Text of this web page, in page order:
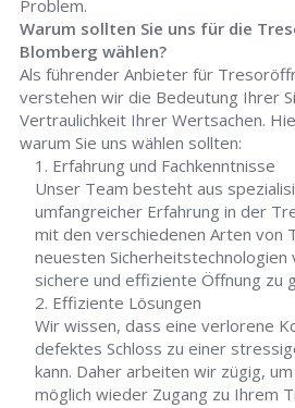
Problem.
Warum sollten Sie uns für die
Blomberg wählen?
Als führender Anbieter für
verstehen wir die Bedeutung Ihrer
Vertraulichkeit Ihrer Wertsachen.
warum Sie uns wählen sollten:
Erfahrung und Fachkenntnisse
Unser Team besteht aus
umfangreicher Erfahrung in der
mit den verschiedenen Arten von
neuesten
sichere und effiziente Öffnung zu
Effiziente Lösungen
Wir wissen, dass eine verlorene
defektes Schloss zu einer
kann. Daher arbeiten wir zügig,
möglich wieder Zugang zu Ihrem